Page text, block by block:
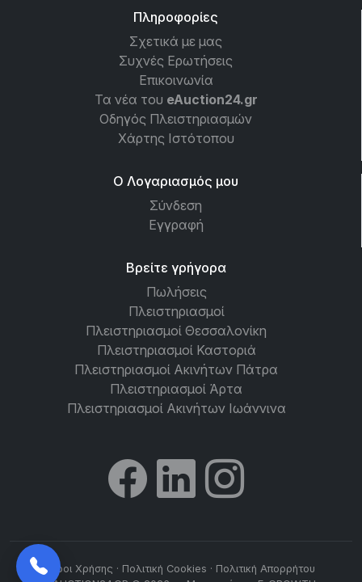
Πληροφορίες
Σχετικά με μας
Συχνές Ερωτήσεις
Επικοινωνία
Τα νέα του eAuction24.gr
Οδηγός Πλειστηριασμών
Χάρτης Ιστότοπου
Ο Λογαριασμός μου
Σύνδεση
Εγγραφή
Βρείτε γρήγορα
Πωλήσεις
Πλειστηριασμοί
Πλειστηριασμοί Θεσσαλονίκη
Πλειστηριασμοί Καστοριά
Πλειστηριασμοί Ακινήτων Πάτρα
Πλειστηριασμοί Άρτα
Πλειστηριασμοί Ακινήτων Ιωάννινα
Όροι Χρήσης · Πολιτική Cookies · Πολιτική Απορρήτου